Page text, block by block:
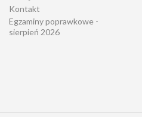
Kontakt
Egzaminy poprawkowe -
sierpień 2026